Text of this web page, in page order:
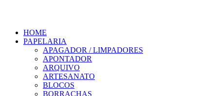
HOME
PAPELARIA
APAGADOR / LIMPADORES
APONTADOR
ARQUIVO
ARTESANATO
BLOCOS
BORRACHAS